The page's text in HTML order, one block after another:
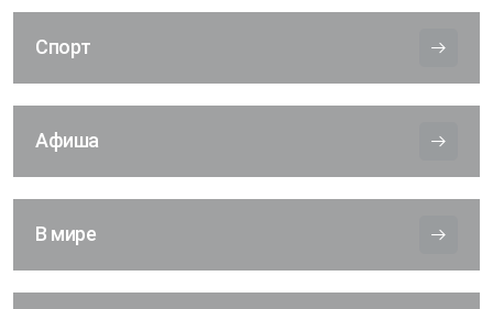
Спорт
Афиша
В мире